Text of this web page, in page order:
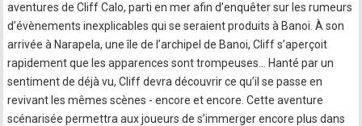
aventures de Cliff Calo, parti en mer afin d’enquêter sur les rumeurs
d’évènements inexplicables qui se seraient produits à Banoi. À son
arrivée à Narapela, une île de l’archipel de Banoi, Cliff s’aperçoit
rapidement que les apparences sont trompeuses… Hanté par un
sentiment de déjà vu, Cliff devra découvrir ce qu’il se passe en
revivant les mêmes scènes - encore et encore. Cette aventure
scénarisée permettra aux joueurs de s’immerger encore plus dans